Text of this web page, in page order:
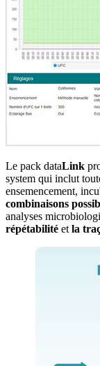
Le pack dataLink
system qui inclut
ensemencement,
combinaisons
analyses
répétabilité et la